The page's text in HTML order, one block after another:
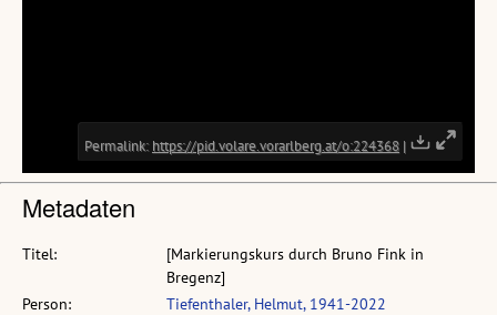
Metadaten
Titel:
[Markierungskurs durch Bruno Fink in
Bregenz]
Person:
Tiefenthaler, Helmut, 1941-2022